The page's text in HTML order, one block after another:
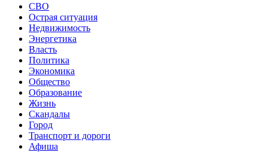
СВО
Острая ситуация
Недвижимость
Энергетика
Власть
Политика
Экономика
Общество
Образование
Жизнь
Скандалы
Город
Транспорт и дороги
Афиша